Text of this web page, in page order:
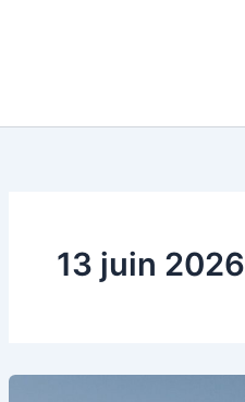
13 juin 2026